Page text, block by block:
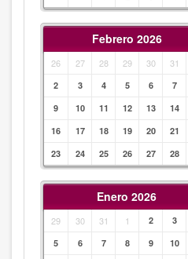
Febrero 2026
26 27 28 29 30 31
2
3 4 5 6 7
9
10 11 12 13 14
16
17 18 19 20 21
23
24 25 26 27 28
Enero 2026
29 30 31 1 2 3
5
6 7 8 9 10